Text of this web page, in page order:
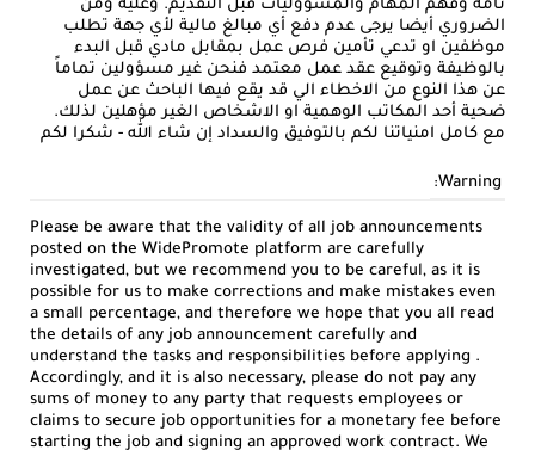
تامة وفهم المهام والمسؤوليات قبل التقديم. وعليه ومن
الضروري أيضا يرجى عدم دفع أي مبالغ مالية لأي جهة تطلب
موظفين او تدعي تأمين فرص عمل بمقابل مادي قبل البدء
بالوظيفة وتوقيع عقد عمل معتمد فنحن غير مسؤولين تماماً
عن هذا النوع من الاخطاء الي قد يقع فيها الباحث عن عمل
ضحية أحد المكاتب الوهمية او الاشخاص الغير مؤهلين لذلك.
مع كامل امنياتنا لكم بالتوفيق والسداد إن شاء الله - شكرا لكم
Warning:
Please be aware that the validity of all job announcements
posted on the WidePromote platform are carefully
investigated, but we recommend you to be careful, as it is
possible for us to make corrections and make mistakes even
a small percentage, and therefore we hope that you all read
the details of any job announcement carefully and
understand the tasks and responsibilities before applying .
Accordingly, and it is also necessary, please do not pay any
sums of money to any party that requests employees or
claims to secure job opportunities for a monetary fee before
starting the job and signing an approved work contract. We